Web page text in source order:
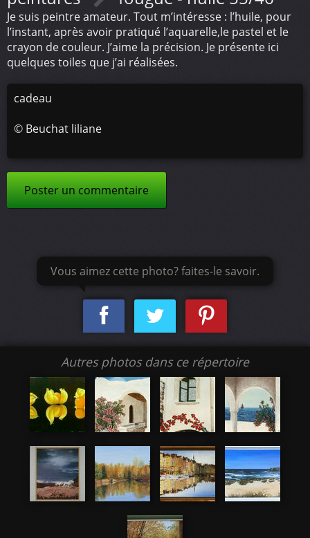
Je suis peintre amateur. Tout m’intéresse : l’huile, pour
l’instant, après avoir pratiqué l’aquarelle,le pastel et le
crayon de couleur. J’aime la précision. Je présente ici
quelques toiles que j’ai réalisées.
cadeau
© Beuchat liliane
Poster un commentaire
Vous aimez cette photo? faites-le savoir.
Autres photos dans ce répertoire